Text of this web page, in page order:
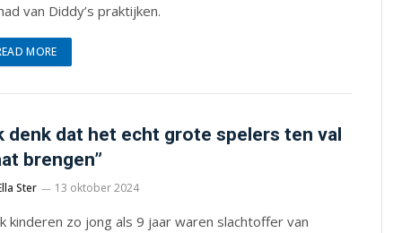
van Diddy’s praktijken.
MORE
denk dat het echt grote spelers ten val
brengen”
Ster 13 oktober 2024
kinderen zo jong als 9 jaar waren slachtoffer van